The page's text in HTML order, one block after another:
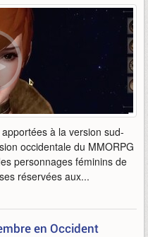
à la version sud-
occidentale du MMORPG
personnages féminins de
réservées aux...
en Occident